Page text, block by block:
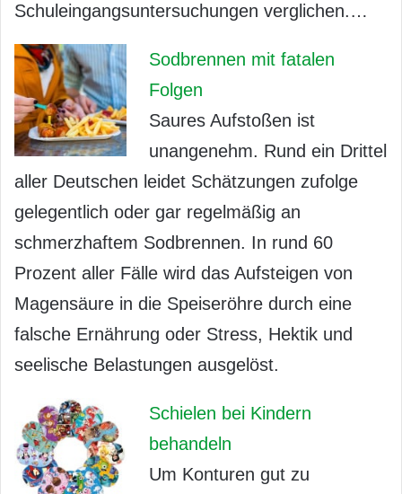
Schuleingangsuntersuchungen verglichen.…
Sodbrennen mit fatalen
Folgen
Saures Aufstoßen ist
unangenehm. Rund ein Drittel
aller Deutschen leidet Schätzungen zufolge
gelegentlich oder gar regelmäßig an
schmerzhaftem Sodbrennen. In rund 60
Prozent aller Fälle wird das Aufsteigen von
Magensäure in die Speiseröhre durch eine
falsche Ernährung oder Stress, Hektik und
seelische Belastungen ausgelöst.
Schielen bei Kindern
behandeln
Um Konturen gut zu